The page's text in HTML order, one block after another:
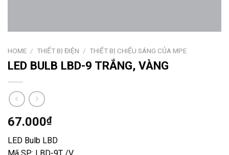
HOME / THIẾT BỊ ĐIỆN / THIẾT BỊ CHIẾU SÁNG CỦA MPE
LED BULB LBD-9 TRẮNG, VÀNG
67.000₫
LED Bulb LBD